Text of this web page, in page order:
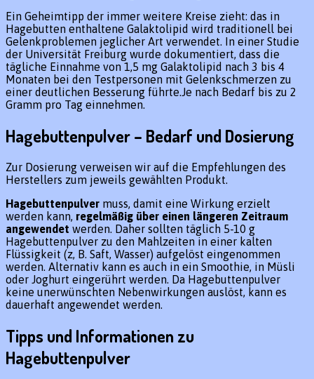
Ein Geheimtipp der immer weitere Kreise zieht: das in
Hagebutten enthaltene Galaktolipid wird traditionell bei
Gelenkproblemen jeglicher Art verwendet. In einer Studie
der Universität Freiburg wurde dokumentiert, dass die
tägliche Einnahme von 1,5 mg Galaktolipid nach 3 bis 4
Monaten bei den Testpersonen mit Gelenkschmerzen zu
einer deutlichen Besserung führte.Je nach Bedarf bis zu 2
Gramm pro Tag einnehmen.
Hagebuttenpulver – Bedarf und Dosierung
Zur Dosierung verweisen wir auf die Empfehlungen des
Herstellers zum jeweils gewählten Produkt.
Hagebuttenpulver muss, damit eine Wirkung erzielt
werden kann, regelmäßig über einen längeren Zeitraum
angewendet werden. Daher sollten täglich 5-10 g
Hagebuttenpulver zu den Mahlzeiten in einer kalten
Flüssigkeit (z, B. Saft, Wasser) aufgelöst eingenommen
werden. Alternativ kann es auch in ein Smoothie, in Müsli
oder Joghurt eingerührt werden. Da Hagebuttenpulver
keine unerwünschten Nebenwirkungen auslöst, kann es
dauerhaft angewendet werden.
Tipps und Informationen zu
Hagebuttenpulver